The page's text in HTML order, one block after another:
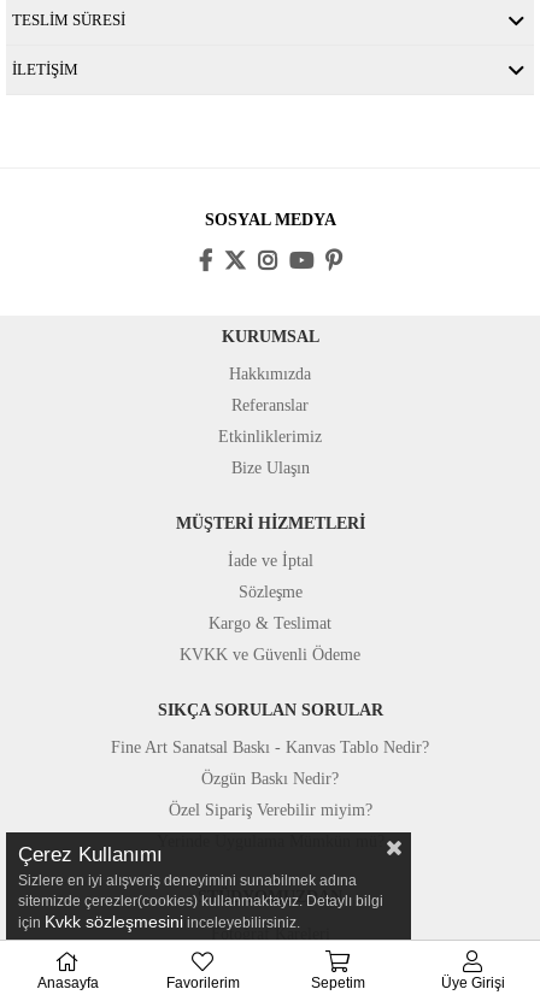
TESLİM SÜRESİ
İLETİŞİM
SOSYAL MEDYA
KURUMSAL
Hakkımızda
Referanslar
Etkinliklerimiz
Bize Ulaşın
MÜŞTERİ HİZMETLERİ
İade ve İptal
Sözleşme
Kargo & Teslimat
KVKK ve Güvenli Ödeme
SIKÇA SORULAN SORULAR
Fine Art Sanatsal Baskı - Kanvas Tablo Nedir?
Özgün Baskı Nedir?
Özel Sipariş Verebilir miyim?
STÜDYOMUZDAN
Fotoğraf Kareleri
Basında Canvastar
Çerez Kullanımı
Sizlere en iyi alışveriş deneyimini sunabilmek adına
sitemizde çerezler(cookies) kullanmaktayız. Detaylı bilgi
için Kvkk sözleşmesini inceleyebilirsiniz.
Anasayfa Favorilerim Sepetim Üye Girişi